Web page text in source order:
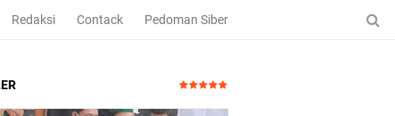
Redaksi Contack Pedoman Siber